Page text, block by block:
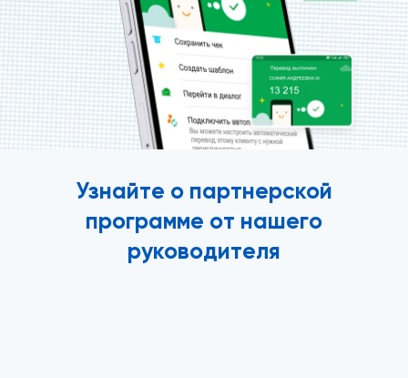
Узнайте о партнерской
программе от нашего
руководителя